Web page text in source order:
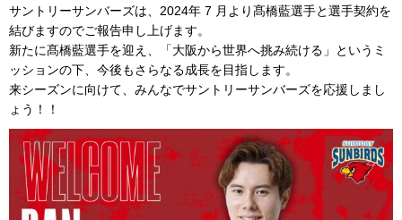
サントリーサンバーズは、2024年 7 月より髙橋藍選手と選手契約を
結びますのでご報告申し上げます。
新たに髙橋藍選手を迎え、「大阪から世界へ挑み続ける」というミ
ッションの下、今後もさらなる成長を目指します。
来シーズンに向けて、みんなでサントリーサンバーズを応援しまし
ょう！！